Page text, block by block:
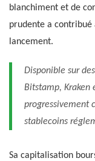
blanchiment et de
prudente a contribué
lancement.
Disponible sur
Bitstamp, Kraken
progressivement
stablecoins
Sa capitalisation